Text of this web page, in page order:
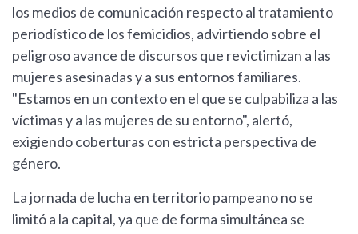
los medios de comunicación respecto al tratamiento
periodístico de los femicidios, advirtiendo sobre el
peligroso avance de discursos que revictimizan a las
mujeres asesinadas y a sus entornos familiares.
"Estamos en un contexto en el que se culpabiliza a las
víctimas y a las mujeres de su entorno", alertó,
exigiendo coberturas con estricta perspectiva de
género.
La jornada de lucha en territorio pampeano no se
limitó a la capital, ya que de forma simultánea se